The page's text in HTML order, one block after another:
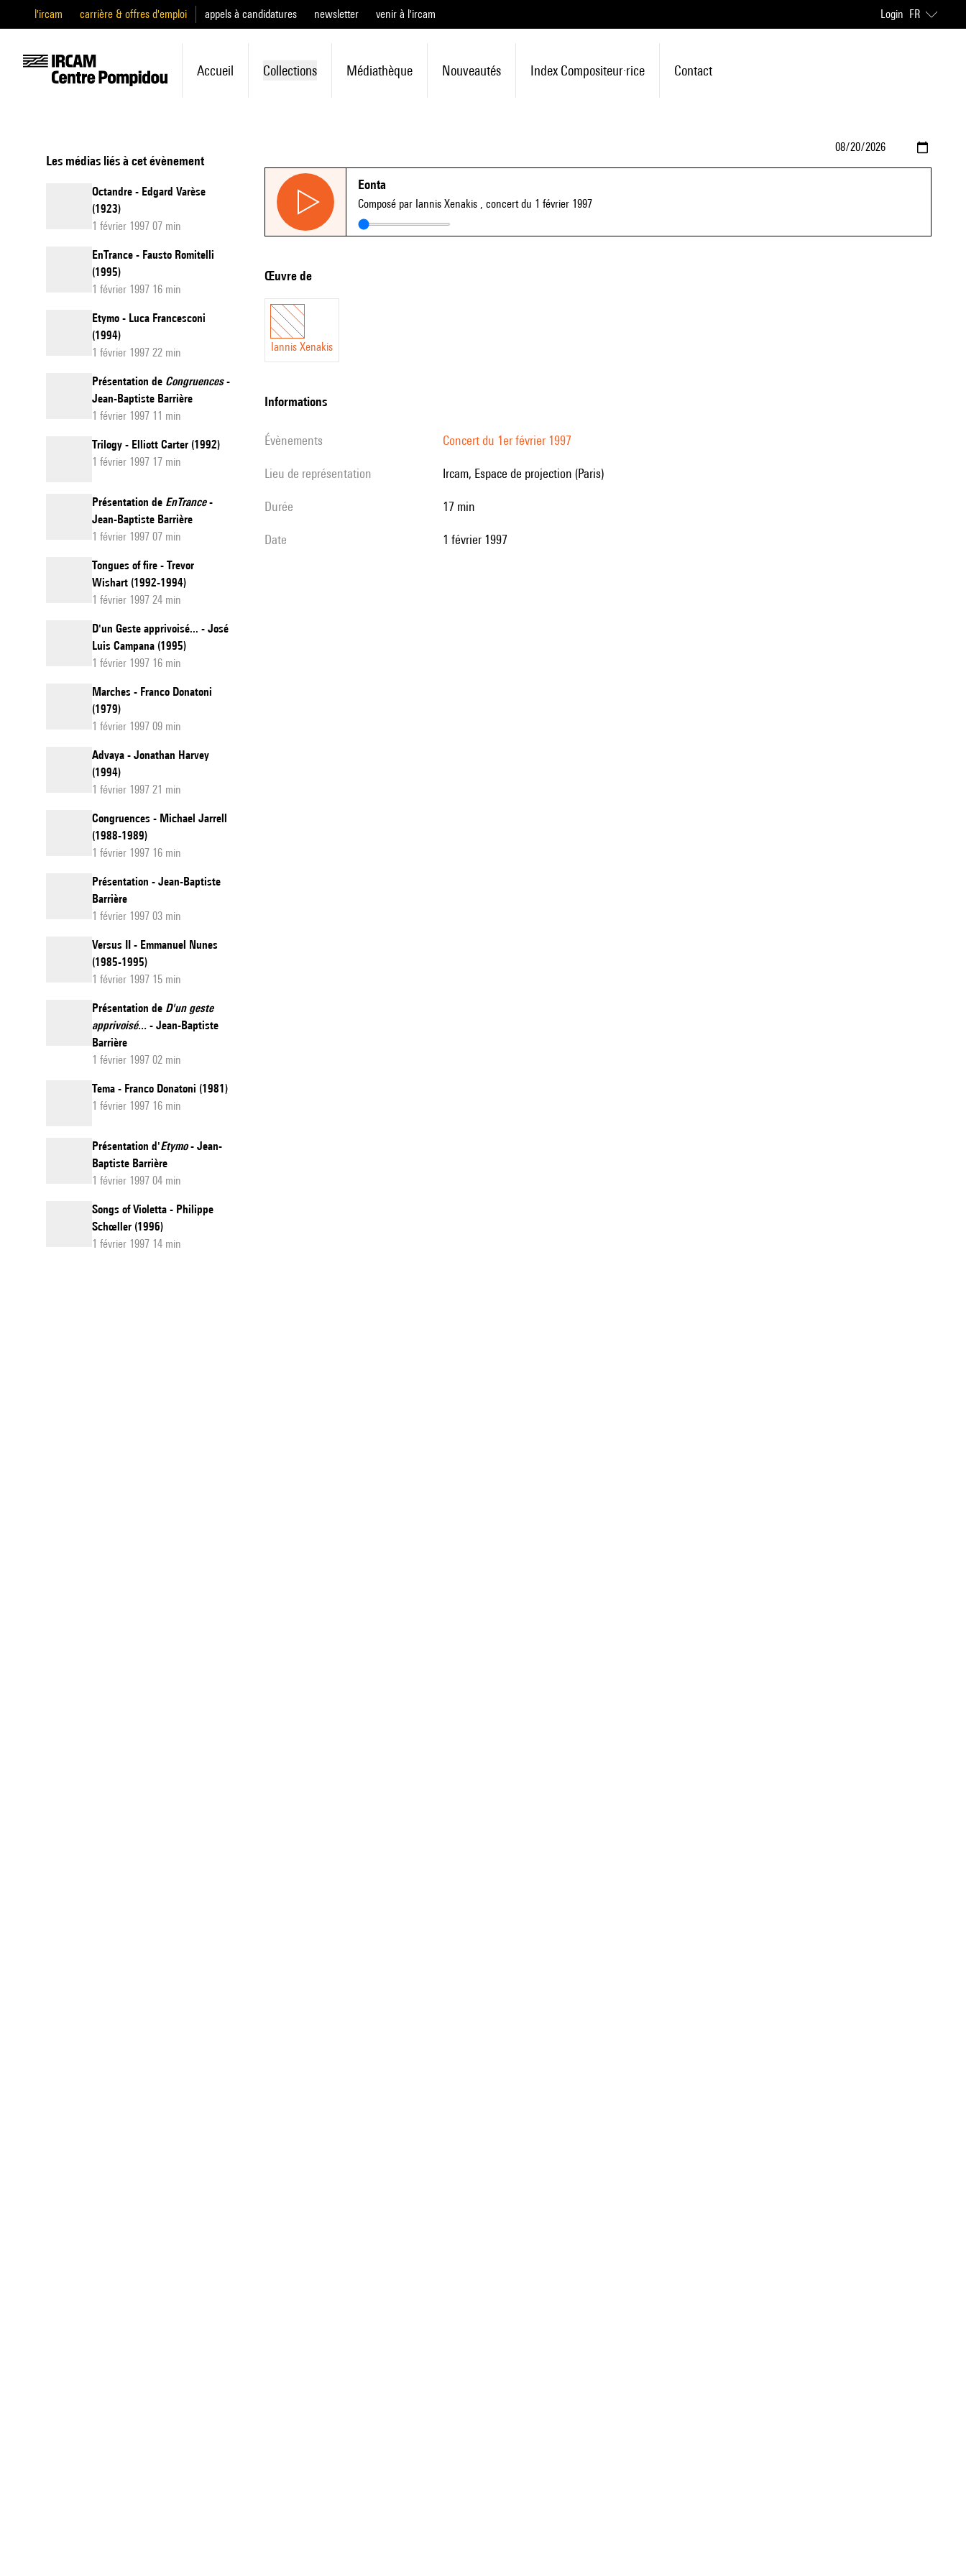
l'ircam carrière & offres d'emploi appels à candidatures newsletter venir à l'ircam Login FR
Accueil Collections Médiathèque Nouveautés Index Compositeur·rice Contact
Les médias liés à cet évènement
Octandre - Edgard Varèse
(1923)
1 février 1997 07 min
EnTrance - Fausto Romitelli
(1995)
1 février 1997 16 min
Etymo - Luca Francesconi
(1994)
1 février 1997 22 min
Présentation de Congruences-
Jean-Baptiste Barrière
1 février 1997 11 min
Trilogy - Elliott Carter (1992)
1 février 1997 17 min
Présentation de EnTrance-
Jean-Baptiste Barrière
1 février 1997 07 min
Tongues of fire - Trevor
Wishart (1992-1994)
1 février 1997 24 min
D'un Geste apprivoisé... - José
Luis Campana (1995)
1 février 1997 16 min
Marches - Franco Donatoni
(1979)
1 février 1997 09 min
Advaya - Jonathan Harvey
(1994)
1 février 1997 21 min
Congruences - Michael Jarrell
(1988-1989)
1 février 1997 16 min
Présentation - Jean-Baptiste
Barrière
1 février 1997 03 min
Versus II - Emmanuel Nunes
(1985-1995)
1 février 1997 15 min
Présentation de D'un geste
apprivoisé... - Jean-Baptiste
Barrière
1 février 1997 02 min
Tema - Franco Donatoni (1981)
1 février 1997 16 min
Présentation d'Etymo- Jean-
Baptiste Barrière
1 février 1997 04 min
Songs of Violetta - Philippe
Schœller (1996)
1 février 1997 14 min
Eonta
Composé par Iannis Xenakis , concert du 1 février 1997
Œuvre de
Iannis Xenakis
informations
évènements Concert du 1er février 1997
Lieu de représentation Ircam, Espace de projection (Paris)
durée 17 min
date 1 février 1997